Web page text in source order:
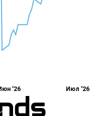
'26 Июл '26